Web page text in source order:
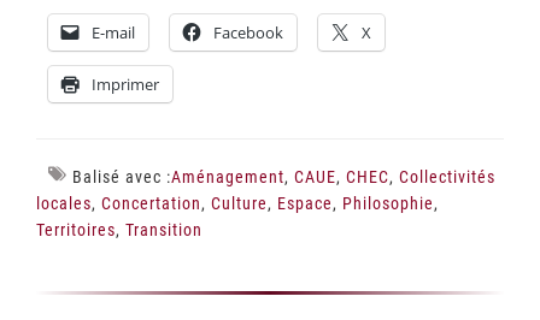
E-mail Facebook X
Imprimer
Balisé avec :Aménagement, CAUE, CHEC, Collectivités
locales, Concertation, Culture, Espace, Philosophie,
Territoires, Transition